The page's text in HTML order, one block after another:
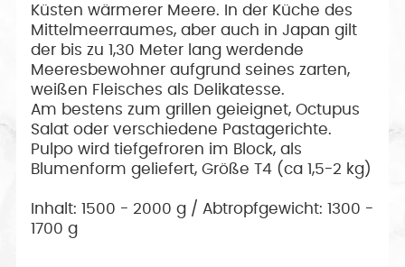
Küsten wärmerer Meere. In der Küche des
Mittelmeerraumes, aber auch in Japan gilt
der bis zu 1,30 Meter lang werdende
Meeresbewohner aufgrund seines zarten,
weißen Fleisches als Delikatesse.
Am bestens zum grillen geieignet, Octupus
Salat oder verschiedene Pastagerichte.
Pulpo wird tiefgefroren im Block, als
Blumenform geliefert, Größe T4 (ca 1,5-2 kg)
Inhalt: 1500 - 2000 g / Abtropfgewicht: 1300 -
1700 g